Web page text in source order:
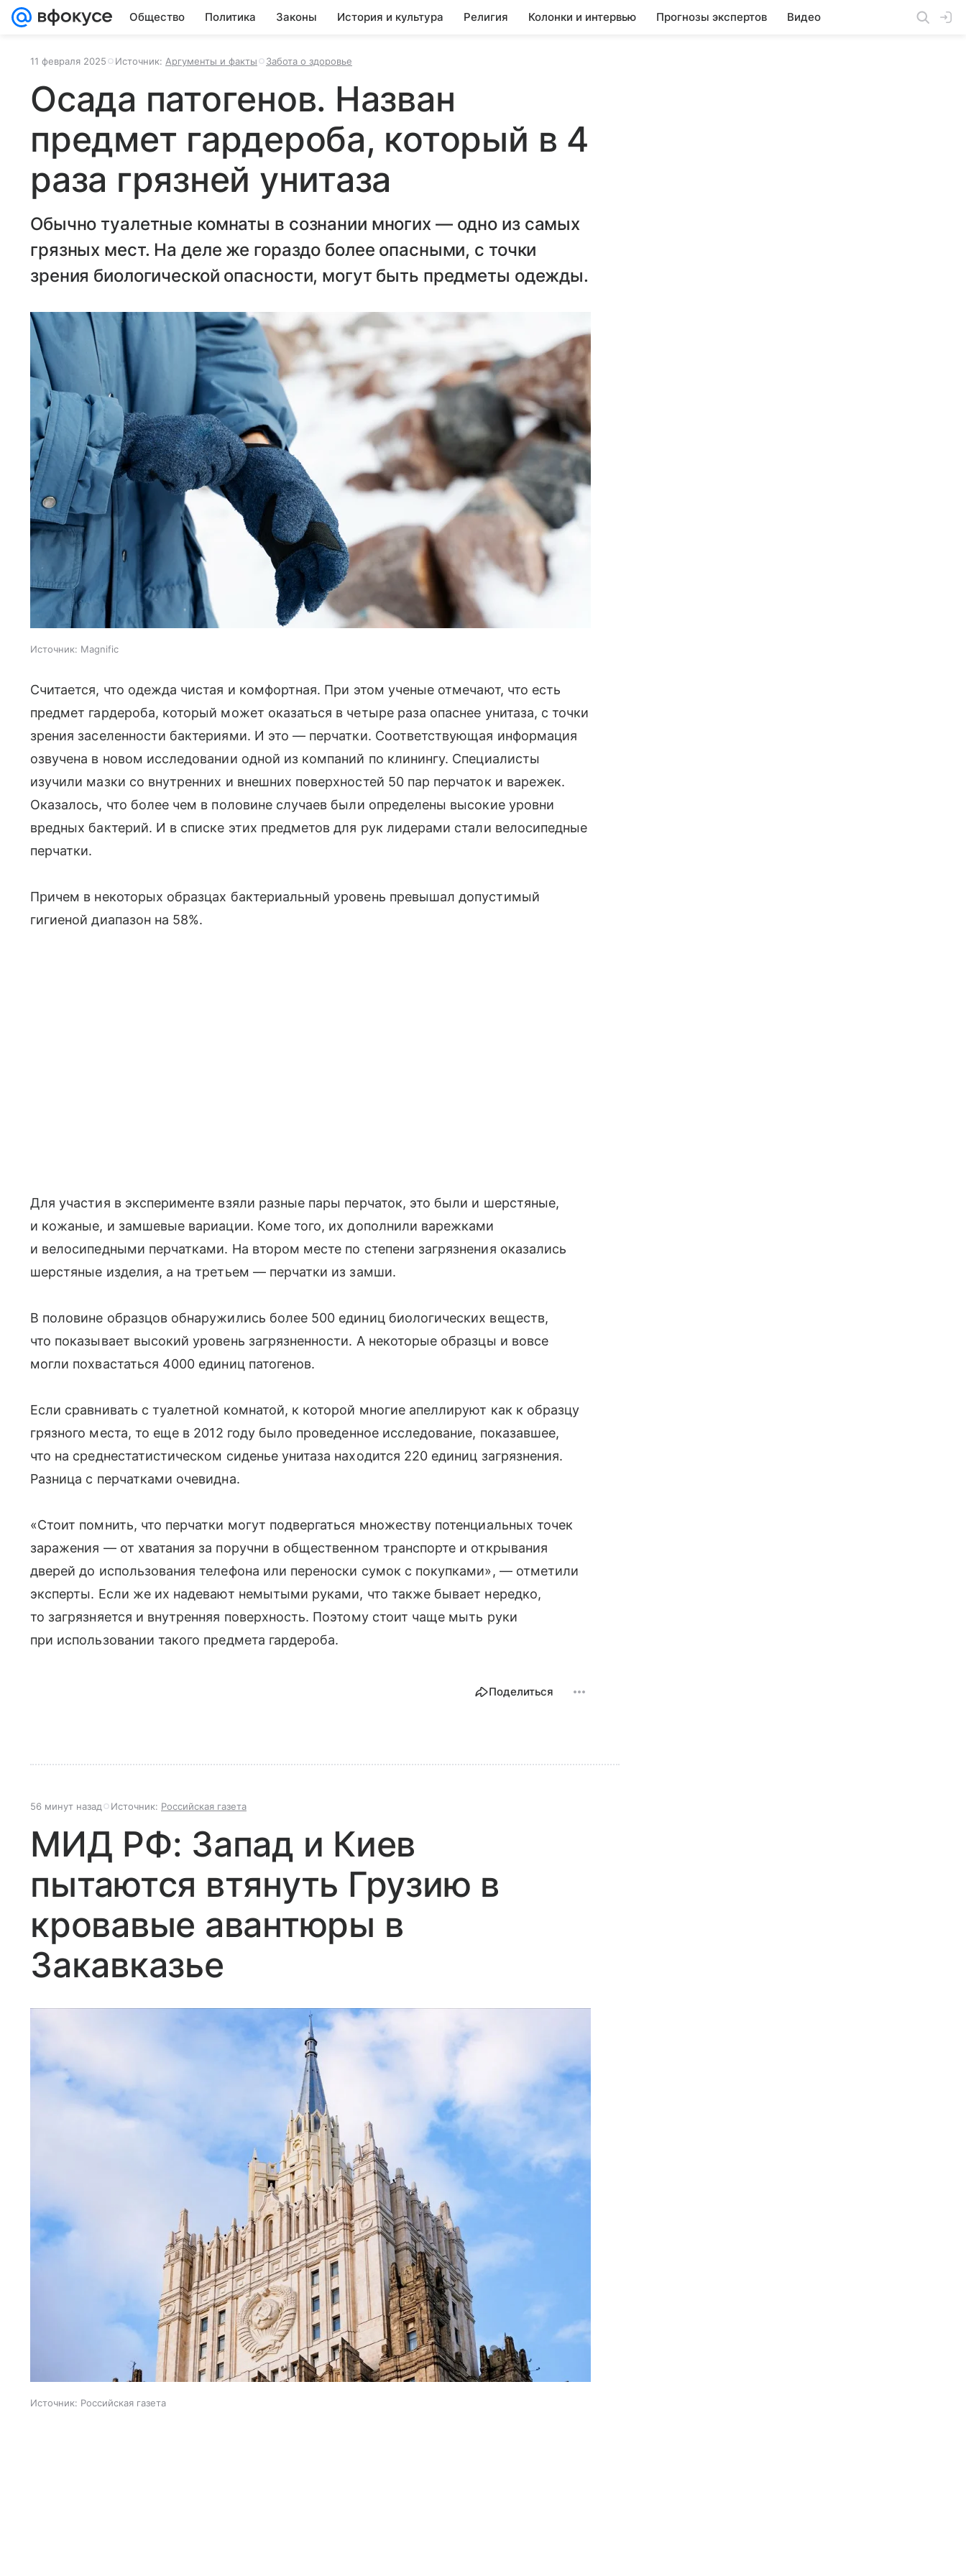
Общество Политика Законы История и культура Религия Колонки и интервью Прогнозы экспертов Видео
11 февраля 2025 Источник: Аргументы и факты Забота о здоровье
Осада патогенов. Назван
предмет гардероба, который в 4
раза грязней унитаза
Обычно туалетные комнаты в сознании многих — одно из самых
грязных мест. На деле же гораздо более опасными, с точки
зрения биологической опасности, могут быть предметы одежды.
Источник: Magnific
Считается, что одежда чистая и комфортная. При этом ученые отмечают, что есть
предмет гардероба, который может оказаться в четыре раза опаснее унитаза, с точки
зрения заселенности бактериями. И это — перчатки. Соответствующая информация
озвучена в новом исследовании одной из компаний по клинингу. Специалисты
изучили мазки со внутренних и внешних поверхностей 50 пар перчаток и варежек.
Оказалось, что более чем в половине случаев были определены высокие уровни
вредных бактерий. И в списке этих предметов для рук лидерами стали велосипедные
перчатки.
Причем в некоторых образцах бактериальный уровень превышал допустимый
гигиеной диапазон на 58%.
Для участия в эксперименте взяли разные пары перчаток, это были и шерстяные,
и кожаные, и замшевые вариации. Коме того, их дополнили варежками
и велосипедными перчатками. На втором месте по степени загрязнения оказались
шерстяные изделия, а на третьем — перчатки из замши.
В половине образцов обнаружились более 500 единиц биологических веществ,
что показывает высокий уровень загрязненности. А некоторые образцы и вовсе
могли похвастаться 4000 единиц патогенов.
Если сравнивать с туалетной комнатой, к которой многие апеллируют как к образцу
грязного места, то еще в 2012 году было проведенное исследование, показавшее,
что на среднестатистическом сиденье унитаза находится 220 единиц загрязнения.
Разница с перчатками очевидна.
«Стоит помнить, что перчатки могут подвергаться множеству потенциальных точек
заражения — от хватания за поручни в общественном транспорте и открывания
дверей до использования телефона или переноски сумок с покупками», — отметили
эксперты. Если же их надевают немытыми руками, что также бывает нередко,
то загрязняется и внутренняя поверхность. Поэтому стоит чаще мыть руки
при использовании такого предмета гардероба.
Поделиться
56 минут назад Источник: Российская газета
МИД РФ: Запад и Киев
пытаются втянуть Грузию в
кровавые авантюры в
Закавказье
Источник: Российская газета